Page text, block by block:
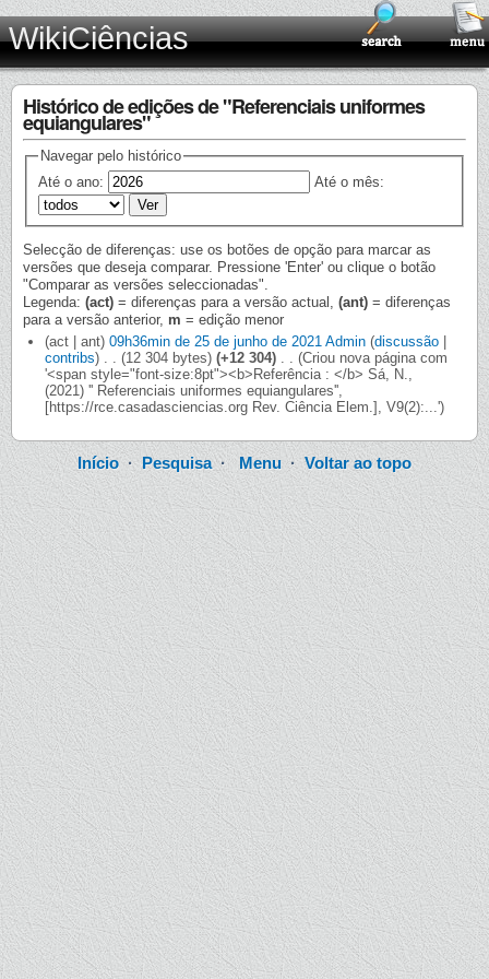
WikiCiências
Histórico de edições de "Referenciais uniformes
equiangulares"
Navegar pelo histórico
Até o ano:
Até o mês:
Selecção de diferenças: use os botões de opção para marcar as
versões que deseja comparar. Pressione 'Enter' ou clique o botão
"Comparar as versões seleccionadas".
Legenda: (act) = diferenças para a versão actual, (ant) = diferenças
para a versão anterior, m = edição menor
(act | ant) 09h36min de 25 de junho de 2021 Admin (discussão |
contribs) (12 304 bytes) (+12 304)
(Criou nova página com
'<span style="font-size:8pt"><b>Referência : </b> Sá, N.,
(2021) '' Referenciais uniformes equiangulares'',
[https://rce.casadasciencias.org Rev. Ciência Elem.], V9(2):...')
Início ·Pesquisa· Menu ·Voltar ao topo